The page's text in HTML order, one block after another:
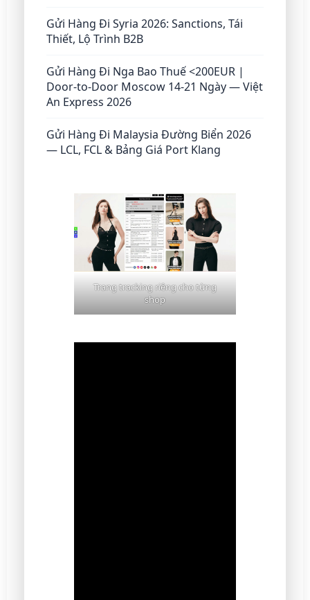
Gửi Hàng Đi Syria 2026: Sanctions, Tái
Thiết, Lộ Trình B2B
Gửi Hàng Đi Nga Bao Thuế <200EUR |
Door-to-Door Moscow 14-21 Ngày — Việt
An Express 2026
Gửi Hàng Đi Malaysia Đường Biển 2026
— LCL, FCL & Bảng Giá Port Klang
Trang tracking riêng cho từng
shop